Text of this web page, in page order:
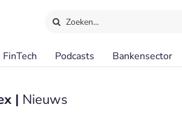
Zoeken…
FinTech Podcasts Bankensector
| Nieuws